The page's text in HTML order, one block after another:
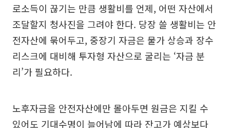
로소득이 끊기는 만큼 생활비를 언제, 어떤 자산에서
조달할지 청사진을 그려야 한다. 당장 쓸 생활비는 안
전자산에 묶어두고, 중장기 자금은 물가 상승과 장수
리스크에 대비해 투자형 자산으로 굴리는 ‘자금 분
리’가 필요하다.
노후자금을 안전자산에만 몰아두면 원금은 지킬 수
있어도 기대수명이 늘어남에 따라 잔고가 예상보다